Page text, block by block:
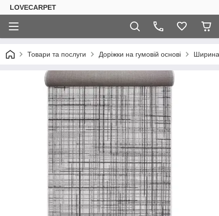
LOVECARPET
Товари та послуги Доріжки на гумовій основі